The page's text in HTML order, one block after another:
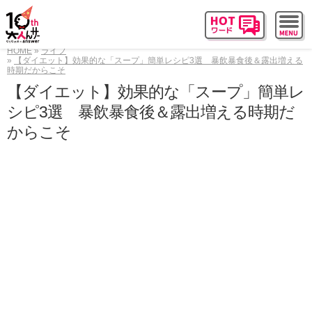
HOME
ライフ
【ダイエット】効果的な「スープ」簡単レシピ3選 暴飲暴食後＆露出増える
時期だからこそ
【ダイエット】効果的な「スープ」簡単レ
シピ3選 暴飲暴食後＆露出増える時期だ
からこそ